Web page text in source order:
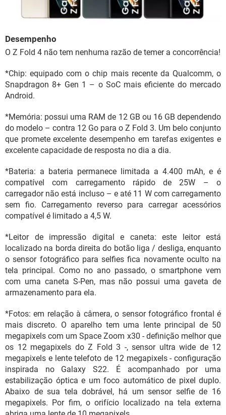
Desempenho
O Z Fold 4 não tem nenhuma razão de temer a concorrência!
*Chip: equipado com o chip mais recente da Qualcomm, o
Snapdragon 8+ Gen 1 – o SoC mais eficiente do mercado
Android.
*Memória: possui uma RAM de 12 GB ou 16 GB dependendo
do modelo – contra 12 Go para o Z Fold 3. Um belo conjunto
que promete excelente desempenho em tarefas exigentes e
excelente capacidade de resposta no dia a dia.
*Bateria: a bateria permanece limitada a 4.400 mAh, e é
compatível com carregamento rápido de 25W – o
carregador não está incluso – e até 11 W com carregamento
sem fio. Carregamento reverso para carregar acessórios
compatível é limitado a 4,5 W.
*Leitor de impressão digital e caneta: este leitor está
localizado na borda direita do botão liga / desliga, enquanto
o sensor fotográfico para selfies fica novamente oculto na
tela principal. Como no ano passado, o smartphone vem
com uma caneta S-Pen, mas não possui uma gaveta de
armazenamento para ela.
*Fotos: em relação à câmera, o sensor fotográfico frontal é
mais discreto. O aparelho tem uma lente principal de 50
megapixels com um Space Zoom x30 - definição melhor que
os 12 megapixels do Z Fold 3 -, sensor ultra wide de 12
megapixels e lente telefoto de 12 megapixels - configuração
inspirada no Galaxy S22. É acompanhado por uma
estabilização óptica e um foco automático de pixel duplo.
Abaixo de sua tela dobrável, há um sensor selfie de 16
megapixels. Por fim, o orifício localizado na tela externa